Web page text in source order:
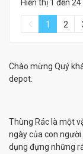
1 2
Chào mừng Quý
depot.
Thùng Rác là một
ngày của con
dụng đựng những